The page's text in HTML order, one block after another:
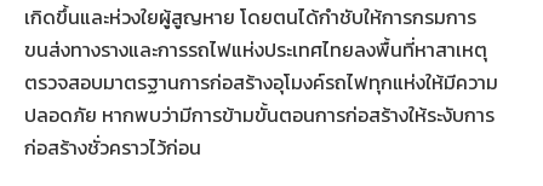
เกิดขึ้นและห่วงใยผู้สูญหาย โดยตนได้กำชับให้การกรมการ
ขนส่งทางรางและการรถไฟแห่งประเทศไทยลงพื้นที่หาสาเหตุ
ตรวจสอบมาตรฐานการก่อสร้างอุโมงค์รถไฟทุกแห่งให้มีความ
ปลอดภัย หากพบว่ามีการข้ามขั้นตอนการก่อสร้างให้ระงับการ
ก่อสร้างชั่วคราวไว้ก่อน